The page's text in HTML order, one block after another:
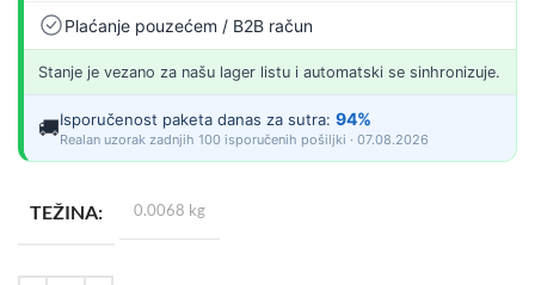
Plaćanje pouzećem / B2B račun
Stanje je vezano za našu lager listu i automatski se sinhronizuje.
🚚Isporučenost paketa danas za sutra: 94%
Realan uzorak zadnjih 100 isporučenih pošiljki · 07.08.2026
TEŽINA 0.0068 kg